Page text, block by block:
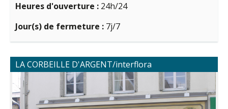
Heures d'ouverture : 24h/24
Jour(s) de fermeture : 7j/7
LA CORBEILLE D'ARGENT/interflora